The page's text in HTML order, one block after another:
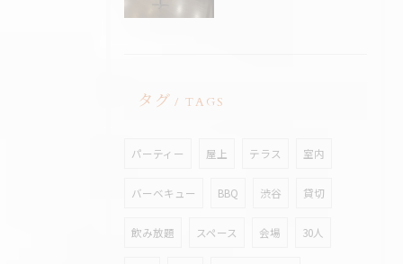
タグ TAGS
パーティー 屋上 テラス 室内
バーベキュー BBQ 渋谷 貸切
飲み放題 スペース 会場 30人